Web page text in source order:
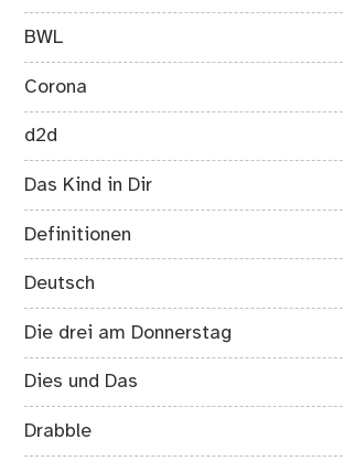
BWL
Corona
d2d
Das Kind in Dir
Definitionen
Deutsch
Die drei am Donnerstag
Dies und Das
Drabble